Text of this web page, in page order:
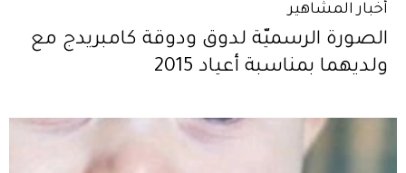
أخبار المشاهير
الصورة الرسميّة لدوق ودوقة كامبريدج مع
ولديهما بمناسبة أعياد 2015